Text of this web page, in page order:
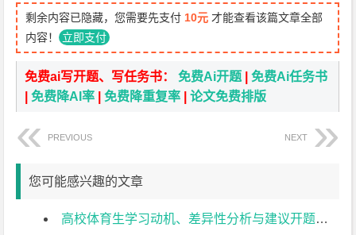
剩余内容已隐藏，您需要先支付 10元 才能查看该篇文章全部
内容！ 立即支付
免费ai写开题、写任务书：免费Ai开题 |免费Ai任务书
|免费降AI率 |免费降重复率 |论文免费排版
PREVIOUS NEXT
您可能感兴趣的文章
高校体育生学习动机、差异性分析与建议开题报告